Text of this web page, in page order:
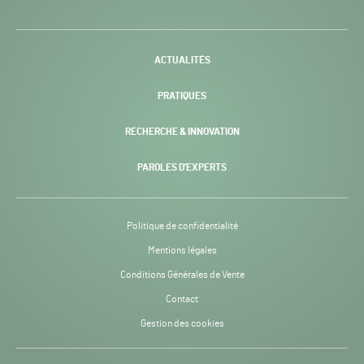
-
ACTUALITÉS
PRATIQUES
RECHERCHE & INNOVATION
PAROLES D’EXPERTS
Politique de confidentialité
Mentions légales
Conditions Générales de Vente
Contact
Gestion des cookies